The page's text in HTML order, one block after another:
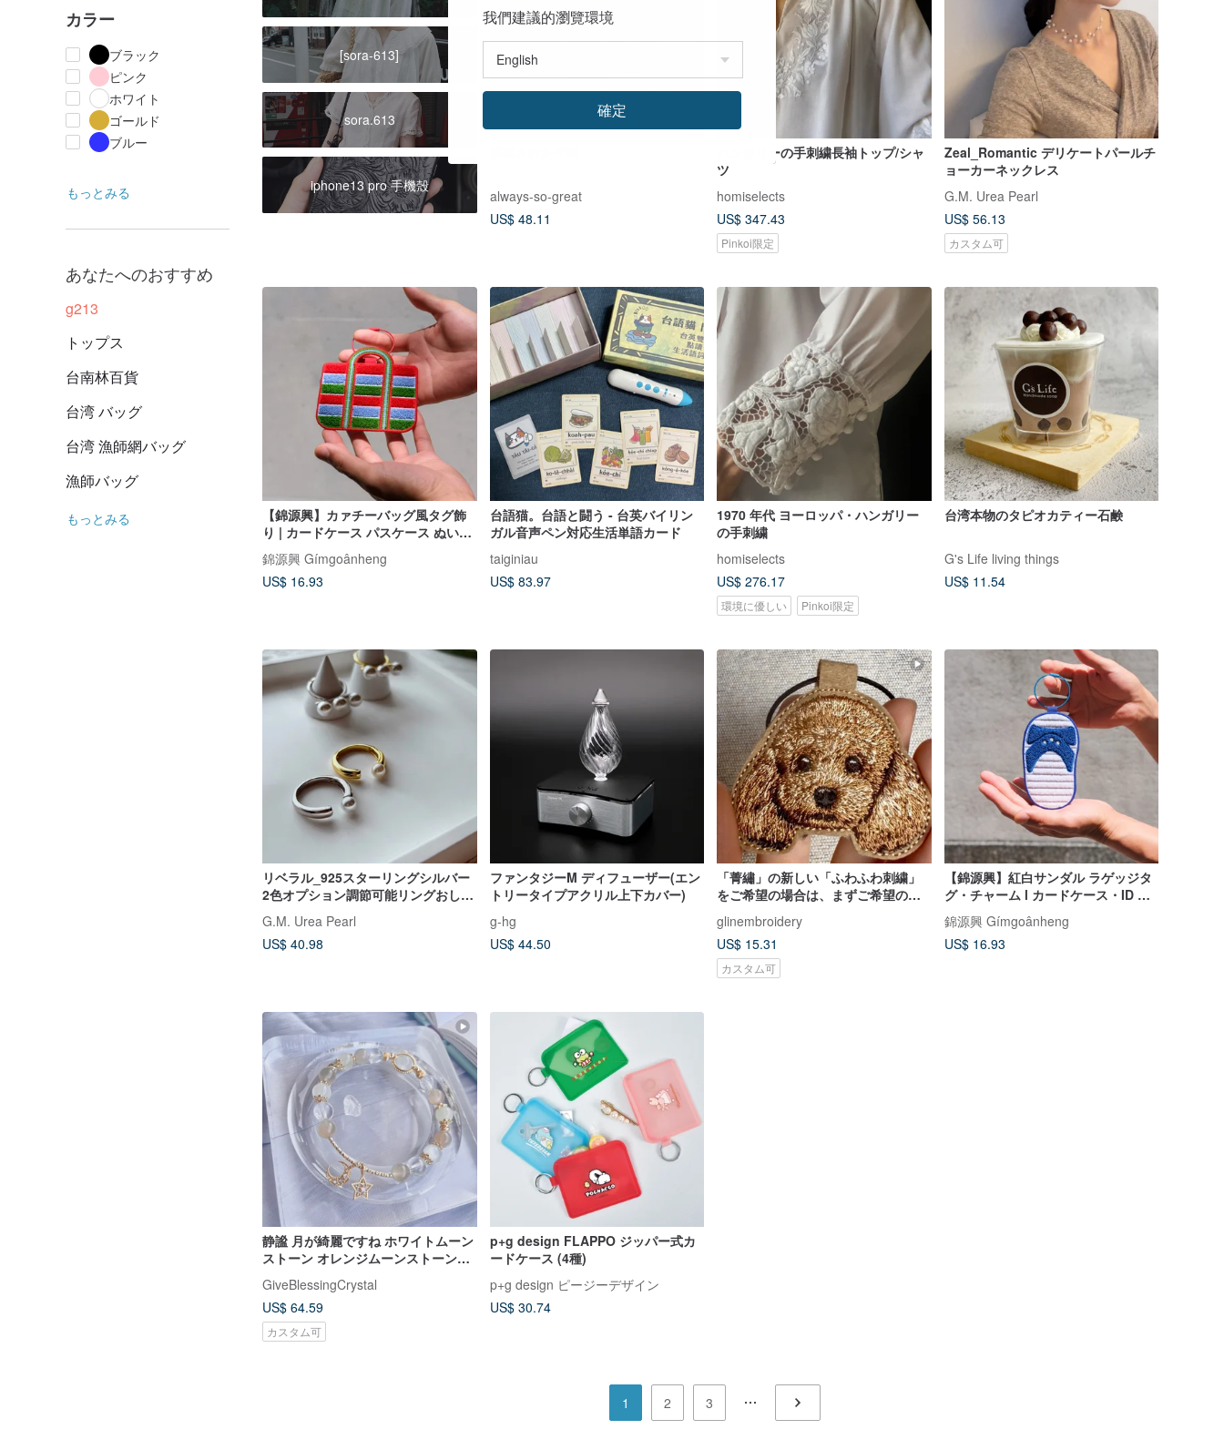
カラー
ブラック
ピンク
ホワイト
ゴールド
ブルー
もっとみる
あなたへのおすすめ
g213
トップス
台南林百貨
台湾 バッグ
台湾 漁師網バッグ
漁師バッグ
もっとみる
[sora-613]
sora.613
iphone13 pro 手機殼
always-so-great
US$ 48.11
ハンガリーの手刺繍長袖トップ/シャ
ツ
homiselects
US$ 347.43
Pinkoi限定
Zeal_Romantic デリケートパールチ
ョーカーネックレス
G.M. Urea Pearl
US$ 56.13
カスタム可
【錦源興】カァチーバッグ風タグ飾
り | カードケース パスケース ぬいぐ
るみキーホルダー ラゲッジタグ
錦源興 Gímgoânheng
US$ 16.93
台語猫。台語と闘う - 台英バイリン
ガル音声ペン対応生活単語カード
taiginiau
US$ 83.97
1970 年代 ヨーロッパ・ハンガリー
の手刺繍
homiselects
US$ 276.17
環境に優しい Pinkoi限定
台湾本物のタピオカティー石鹸
G's Life living things
US$ 11.54
リベラル_925スターリングシルバー
2色オプション調節可能リングおしゃ
れで万能なパールリング
G.M. Urea Pearl
US$ 40.98
ファンタジーM ディフューザー(エン
トリータイプアクリル上下カバー)
g-hg
US$ 44.50
「菁繡」の新しい「ふわふわ刺繍」
をご希望の場合は、まずご希望の商
品をカートに入れてから、こちらの
新しい「ふわふわ刺繍」を追加購入
してください。
glinembroidery
US$ 15.31
カスタム可
【錦源興】紅白サンダル ラゲッジタ
グ・チャーム l カードケース・ID カ
ードホルダー・ぬいぐるみチャーム
錦源興 Gímgoânheng
US$ 16.93
静謐 月が綺麗ですね ホワイトムーン
ストーン オレンジムーンストーンシ
ト デザイン
GiveBlessingCrystal
US$ 64.59
カスタム可
p+g design FLAPPO ジッパー式カ
ードケース (4種)
p+g design ピージーデザイン
US$ 30.74
1 2 3
我們建議的瀏覽環境
確定